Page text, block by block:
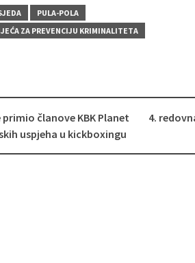
PULA-POLA
ZA PREVENCIJU KRIMINALITETA
članove KBK Planet
uspjeha u kickboxingu
4.